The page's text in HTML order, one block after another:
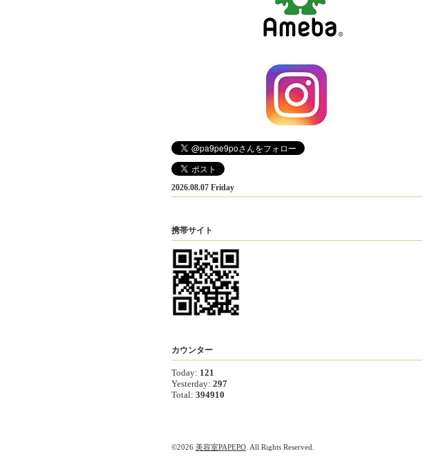
2026.08.07 Friday
携帯サイト
カウンター
Today: 121
Yesterday: 297
Total: 394910
©2026 美容室PAPEPO. All Rights Reserved.